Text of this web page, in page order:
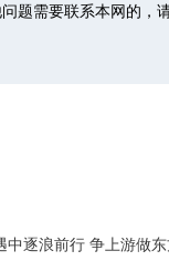
题需要联系本网的，
中逐浪前行 争上游做